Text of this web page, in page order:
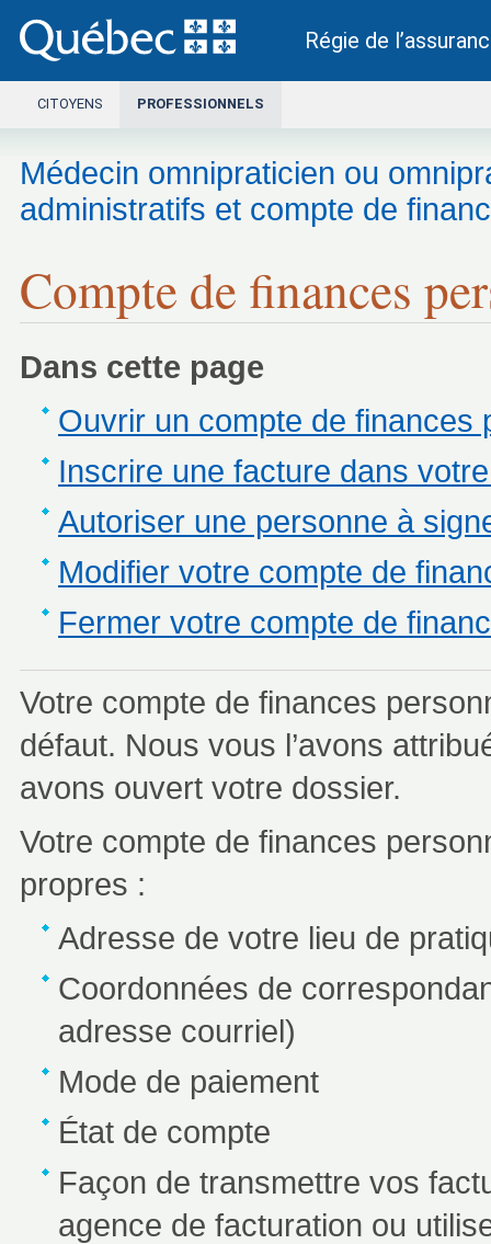
Régie de
Ce lien s’ouvrira dans une nouvelle fenêtre.
CITOYENS PROFESSIONNELS
Médecin omnipraticien ou
administratifs et compte de
Compte de finances
Dans cette page
Ouvrir un compte de finances
Inscrire une facture dans
Autoriser une personne à
Modifier votre compte de
Fermer votre compte de
Votre compte de finances
défaut. Nous vous l’avons
avons ouvert votre dossier.
Votre compte de finances
propres :
Adresse de votre lieu de
Coordonnées de
adresse courriel)
Mode de paiement
État de compte
Façon de transmettre vos
agence de facturation ou